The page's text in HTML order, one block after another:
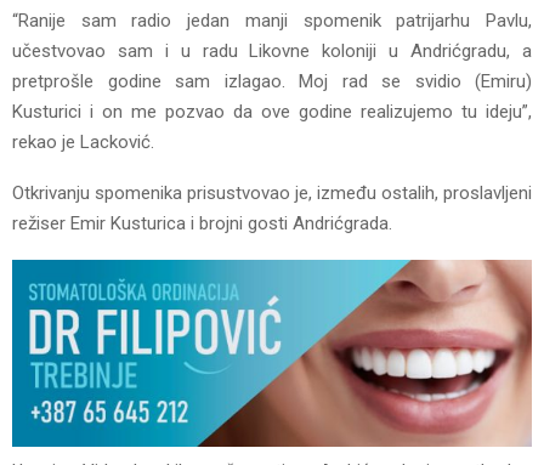
“Ranije sam radio jedan manji spomenik patrijarhu Pavlu,
učestvovao sam i u radu Likovne koloniji u Andrićgradu, a
pretprošle godine sam izlagao. Moj rad se svidio (Emiru)
Kusturici i on me pozvao da ove godine realizujemo tu ideju”,
rekao je Lacković.
Otkrivanju spomenika prisustvovao je, između ostalih, proslavljeni
režiser Emir Kusturica i brojni gosti Andrićgrada.